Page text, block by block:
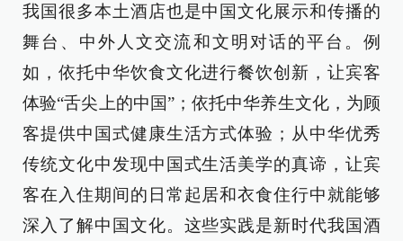
我国很多本土酒店也是中国文化展示和传播的
舞台、中外人文交流和文明对话的平台。例
如，依托中华饮食文化进行餐饮创新，让宾客
体验“舌尖上的中国”；依托中华养生文化，为顾
客提供中国式健康生活方式体验；从中华优秀
传统文化中发现中国式生活美学的真谛，让宾
客在入住期间的日常起居和衣食住行中就能够
深入了解中国文化。这些实践是新时代我国酒